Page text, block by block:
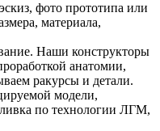
фото прототипа или
материала,
Наши конструкторы
анатомии,
ракурсы и детали.
модели,
по технологии ЛГМ,